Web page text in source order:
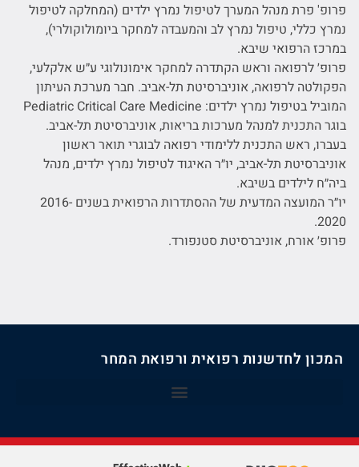
פרופ' פרת מנהל המערך לטיפול נמרץ ילדים (המחלקה לטיפול
נמרץ כללי, טיפול נמרץ לב והמעבדה למחקר ביומולוקולרי),
במרכז הרפואי שיבא.
פרופ׳ לרפואה וראש הקתדרה למחקר אימונולוגי ע״ש אלקלעי,
הפקולטה לרפואה, אוניברסיטת תל-אביב. חבר מערכת העיתון
המוביל בטיפול נמרץ ילדים: Pediatric Critical Care Medicine
בוגר התכנית למנהל מערכות בריאות, אוניברסיטת תל-אביב.
בעברו, ראש התכנית ללימודי רפואה לבוגרי תואר ראשון
אוניברסיטת תל-אביב, יו״ר האיגוד לטיפול נמרץ ילדים, מנהל
ביה״ח לילדים בשיבא.
יו״ר המועצה המדעית של ההסתדרות הרפואית בשנים 2016-
2020.
פרופ׳ אורח, אוניברסיטת סטנפורד.
המכון לחדשנות רפואית ורפואת המחר